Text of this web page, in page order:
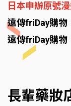
日本申辦原號
遠傳friDay購
遠傳friDay購
長輩藥妝